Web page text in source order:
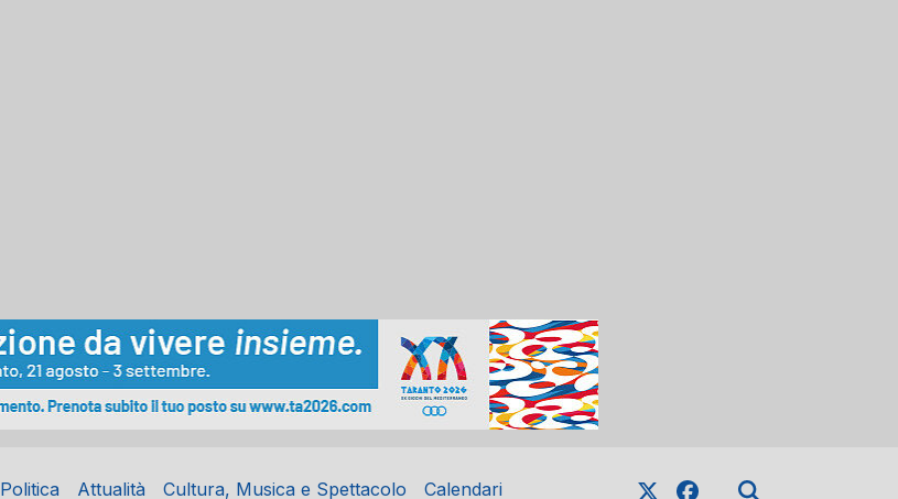
Politica Attualità Cultura, Musica e Spettacolo Calendari